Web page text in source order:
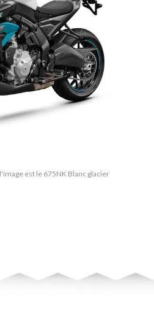
est le 675NK Blanc glacier